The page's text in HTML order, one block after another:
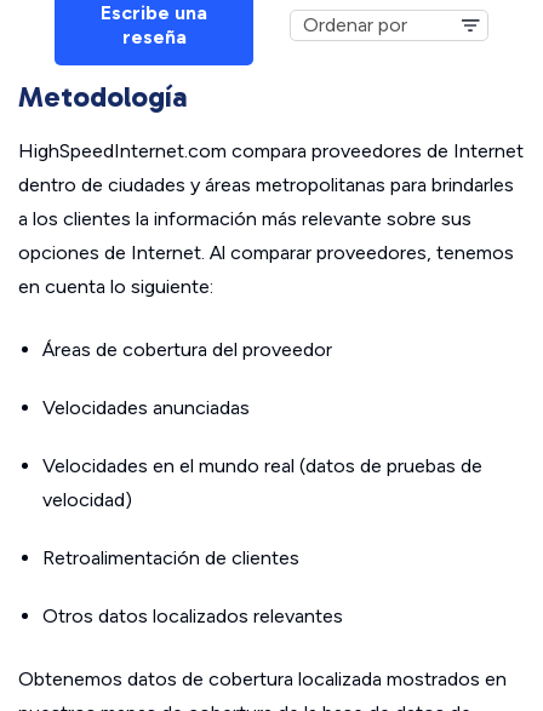
Escribe una
reseña
Metodología
HighSpeedInternet.com compara proveedores de Internet
dentro de ciudades y áreas metropolitanas para brindarles
a los clientes la información más relevante sobre sus
opciones de Internet. Al comparar proveedores, tenemos
en cuenta lo siguiente:
Áreas de cobertura del proveedor
Velocidades anunciadas
Velocidades en el mundo real (datos de pruebas de
velocidad)
Retroalimentación de clientes
Otros datos localizados relevantes
Obtenemos datos de cobertura localizada mostrados en